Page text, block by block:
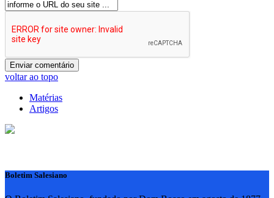
voltar ao topo
Matérias
Artigos
Boletim Salesiano